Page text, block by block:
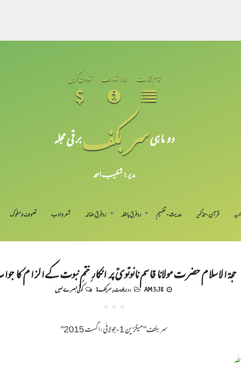
تمام شمارے ہمارا تعارف تعاون کریں
دو ماہیسر بکفبرقی مجلہ
مدیر: شکیبـ احمد
قرآن-تذکیر حدیث-تفہیم رد فرقِ باطلہ رد فرقِ ضالہ شعر و ادب تصوف و سلوک
حجۃ الاسلام حضرت مولانا قاسم نانوتویؒ پر انکارِ ختمِ نبوت کے الزام کا
3:38 AM رد بریلویت,سربکف1 کوئی تبصرے نہیں
"سربکف" میگزین 1-جولائی،اگست 2015